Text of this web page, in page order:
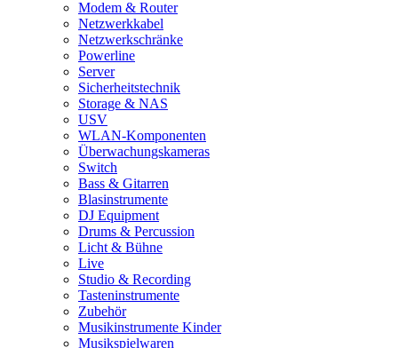
Modem & Router
Netzwerkkabel
Netzwerkschränke
Powerline
Server
Sicherheitstechnik
Storage & NAS
USV
WLAN-Komponenten
Überwachungskameras
Switch
Bass & Gitarren
Blasinstrumente
DJ Equipment
Drums & Percussion
Licht & Bühne
Live
Studio & Recording
Tasteninstrumente
Zubehör
Musikinstrumente Kinder
Musikspielwaren